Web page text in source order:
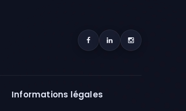
Informations légales